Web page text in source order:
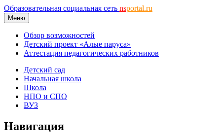
Образовательная социальная сеть nsportal.ru
Меню
Обзор возможностей
Детский проект «Алые паруса»
Аттестация педагогических работников
Детский сад
Начальная школа
Школа
НПО и СПО
ВУЗ
Навигация